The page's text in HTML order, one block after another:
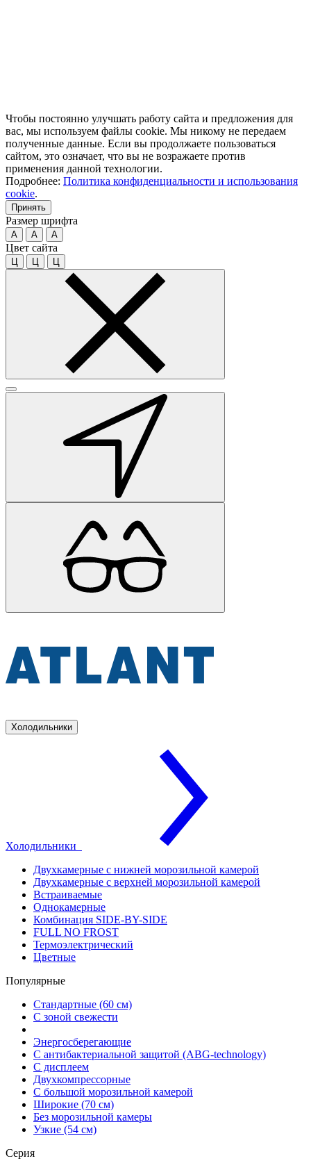
Чтобы постоянно улучшать работу сайта и предложения для
вас, мы используем файлы cookie. Мы никому не передаем
полученные данные. Если вы продолжаете пользоваться
сайтом, это означает, что вы не возражаете против
применения данной технологии.
Подробнее: Политика конфиденциальности и использования
cookie.
Принять
Размер шрифта
A A A
Цвет сайта
Ц Ц Ц
Холодильники
Холодильники
Двухкамерные с нижней морозильной камерой
Двухкамерные с верхней морозильной камерой
Встраиваемые
Однокамерные
Комбинация SIDE-BY-SIDE
FULL NO FROST
Термоэлектрический
Цветные
Популярные
Стандартные (60 см)
С зоной свежести
Энергосберегающие
С антибактериальной защитой (ABG-technology)
С дисплеем
Двухкомпрессорные
С большой морозильной камерой
Широкие (70 см)
Без морозильной камеры
Узкие (54 см)
Серия